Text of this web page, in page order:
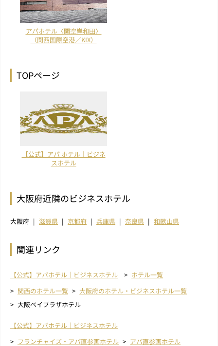
アパホテル〈関空岸和田〉
（関西国際空港／KIX）
TOPページ
【公式】アパ ホテル｜ビジネ
スホテル
大阪府近隣のビジネスホテル
大阪府 滋賀県 京都府 兵庫県 奈良県 和歌山県
関連リンク
【公式】アパホテル｜ビジネスホテル
ホテル一覧
関西のホテル一覧
大阪府のホテル・ビジネスホテル一覧
大阪ベイプラザホテル
【公式】アパホテル｜ビジネスホテル
フランチャイズ・アパ直参画ホテル
アパ直参画ホテル